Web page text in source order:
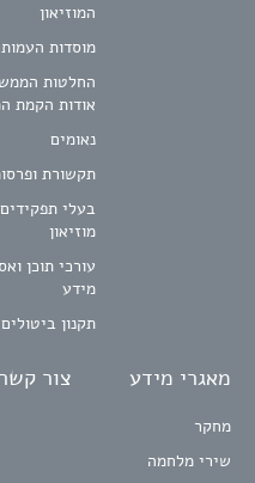
המוזיאון
מוסדות
החלטות
אודות הקמת
נאומים
תקשורת
בעלי
מוזיאון
עורכי תוכן
מידע
תקנון
מאגרי מידע
מחקר
שירי מלחמה
צור קשר